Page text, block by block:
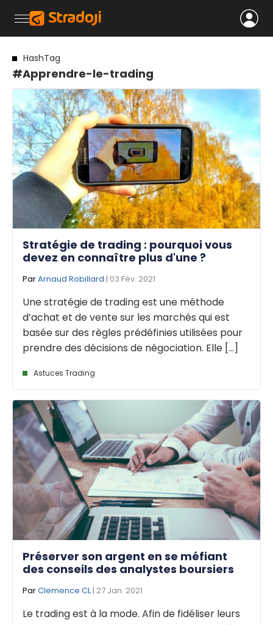
HashTag
#Apprendre-le-trading
Stratégie de trading : pourquoi vous
devez en connaître plus d'une ?
ParArnaud Robillard | 03 Fév. 2021
Une stratégie de trading est une méthode
d’achat et de vente sur les marchés qui est
basée sur des règles prédéfinies utilisées pour
prendre des décisions de négociation. Elle [...]
Astuces Trading
Préserver son argent en se méfiant
des conseils des analystes boursiers
ParClemence CL| 27 Jan. 2021
Le trading est à la mode. Afin de fidéliser leurs